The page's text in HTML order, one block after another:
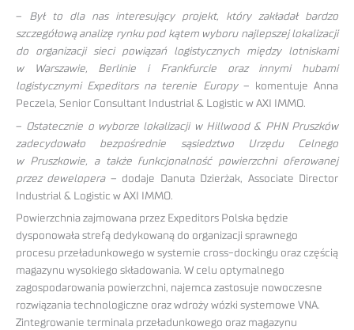
– Był to dla nas interesujący projekt, który zakładał bardzo
szczegółową analizę rynku pod kątem wyboru najlepszej lokalizacji
do organizacji sieci powiązań logistycznych między lotniskami
w Warszawie, Berlinie i Frankfurcie oraz innymi hubami
logistycznymi Expeditors na terenie Europy– komentuje Anna
Peczela, Senior Consultant Industrial & Logistic w AXI IMMO.
– Ostatecznie o wyborze lokalizacji w Hillwood & PHN Pruszków
zadecydowało bezpośrednie sąsiedztwo Urzędu Celnego
w Pruszkowie, a także funkcjonalność powierzchni oferowanej
przez dewelopera– dodaje Danuta Dzierżak, Associate Director
Industrial & Logistic w AXI IMMO.
Powierzchnia zajmowana przez Expeditors Polska będzie
dysponowała strefą dedykowaną do organizacji sprawnego
procesu przeładunkowego w systemie cross-dockingu oraz częścią
magazynu wysokiego składowania. W celu optymalnego
zagospodarowania powierzchni, najemca zastosuje nowoczesne
rozwiązania technologiczne oraz wdroży wózki systemowe VNA.
Zintegrowanie terminala przeładunkowego oraz magazynu